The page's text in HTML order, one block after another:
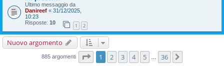
Ultimo messaggio da
Danireef « 31/12/2025,
10:23
Risposte: 10 1 2
Nuovo argomento
885 argomenti Pagina1 di
1 2 3 4 5 36